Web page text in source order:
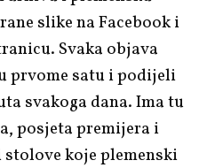
slike na Facebook i
Svaka objava
prvome satu i podijeli
svakoga dana. Ima tu
posjeta premijera i
stolove koje plemenski